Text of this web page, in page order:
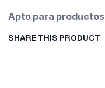
Apto para
SHARE THIS PRODUCT